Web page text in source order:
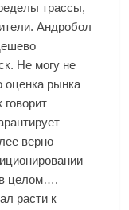
трассы,
Андробол
Не могу не
оценка рынка
говорит
верно
в целом….
расти к